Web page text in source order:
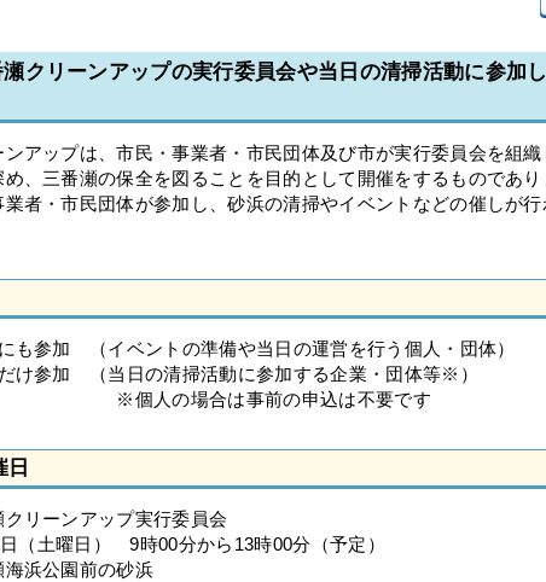
クリーンアップの実行委員会や当日の清掃活動に参加
アップは、市民・事業者・市民団体及び市が実行委員会を組織
、三番瀬の保全を図ることを目的として開催をするものであり
者・市民団体が参加し、砂浜の清掃やイベントなどの催しが行
も参加 （イベントの準備や当日の運営を行う個人・団体）
け参加 （当日の清掃活動に参加する企業・団体等※）
は事前の申込は不要です
ーンアップ実行委員会
土曜日） 9時00分から13時00分（予定）
浜公園前の砂浜